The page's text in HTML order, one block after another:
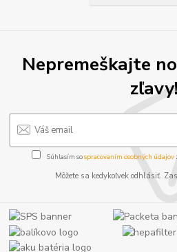
Nepremeškajte
zľavy!
Súhlasím sospracovaním osobných údajov
Môžete sa kedykoľvek odhlásiť.